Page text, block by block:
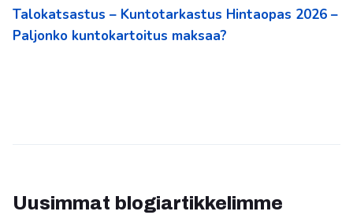
Talokatsastus – Kuntotarkastus Hintaopas 2026 –
Paljonko kuntokartoitus maksaa?
Uusimmat blogiartikkelimme